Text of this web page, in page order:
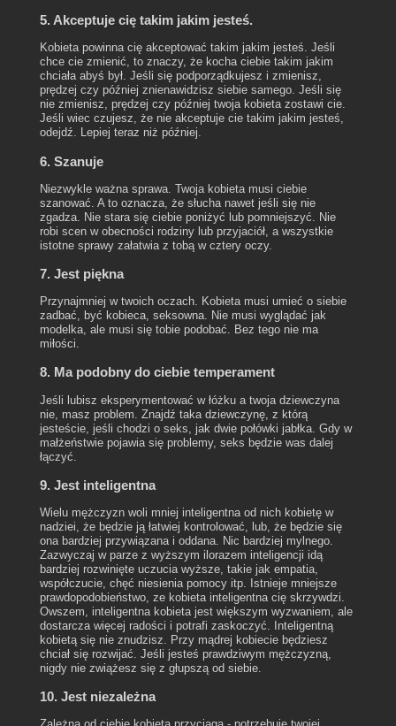
5. Akceptuje cię takim jakim jesteś.
Kobieta powinna cię akceptować takim jakim jesteś. Jeśli
chce cie zmienić, to znaczy, że kocha ciebie takim jakim
chciała abyś był. Jeśli się podporządkujesz i zmienisz,
prędzej czy później znienawidzisz siebie samego. Jeśli się
nie zmienisz, prędzej czy później twoja kobieta zostawi cie.
Jeśli wiec czujesz, że nie akceptuje cie takim jakim jesteś,
odejdź. Lepiej teraz niż później.
6. Szanuje
Niezwykle ważna sprawa. Twoja kobieta musi ciebie
szanować. A to oznacza, że słucha nawet jeśli się nie
zgadza. Nie stara się ciebie poniżyć lub pomniejszyć. Nie
robi scen w obecności rodziny lub przyjaciół, a wszystkie
istotne sprawy załatwia z tobą w cztery oczy.
7. Jest piękna
Przynajmniej w twoich oczach. Kobieta musi umieć o siebie
zadbać, być kobieca, seksowna. Nie musi wyglądać jak
modelka, ale musi się tobie podobać. Bez tego nie ma
miłości.
8. Ma podobny do ciebie temperament
Jeśli lubisz eksperymentować w łóżku a twoja dziewczyna
nie, masz problem. Znajdź taka dziewczynę, z którą
jesteście, jeśli chodzi o seks, jak dwie połówki jabłka. Gdy w
małżeństwie pojawia się problemy, seks będzie was dalej
łączyć.
9. Jest inteligentna
Wielu mężczyzn woli mniej inteligentna od nich kobietę w
nadziei, że będzie ją łatwiej kontrolować, lub, że będzie się
ona bardziej przywiązana i oddana. Nic bardziej mylnego.
Zazwyczaj w parze z wyższym ilorazem inteligencji idą
bardziej rozwinięte uczucia wyższe, takie jak empatia,
współczucie, chęć niesienia pomocy itp. Istnieje mniejsze
prawdopodobieństwo, ze kobieta inteligentna cię skrzywdzi.
Owszem, inteligentna kobieta jest większym wyzwaniem, ale
dostarcza więcej radości i potrafi zaskoczyć. Inteligentną
kobietą się nie znudzisz. Przy mądrej kobiecie będziesz
chciał się rozwijać. Jeśli jesteś prawdziwym mężczyzną,
nigdy nie zwiążesz się z głupszą od siebie.
10. Jest niezależna